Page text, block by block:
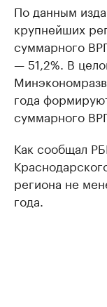
По данным
крупнейших
суммарного
— 51,2%. В
года
суммарного
Как сообщал
региона не
года.